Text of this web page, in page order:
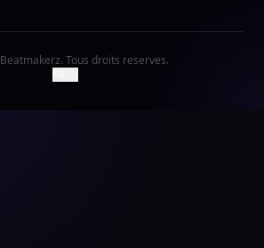
Beatmakerz. Tous droits reserves.